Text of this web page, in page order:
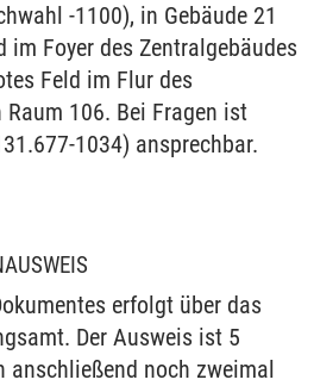
-1100), in Gebäude 21
im Foyer des Zentralgebäudes
Feld im Flur des
Raum 106. Bei Fragen ist
1034) ansprechbar.
erfolgt über das
Der Ausweis ist 5
anschließend noch zweimal